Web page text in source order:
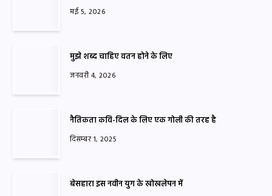
मई 5, 2026
मुझे शब्द चाहिए वतन होने के लिए
जनवरी 4, 2026
नैतिकता कवि-दिल के लिए एक गोली की तरह है
दिसम्बर 1, 2025
बेसहारा इस नवीन युग के खोखलेपन में